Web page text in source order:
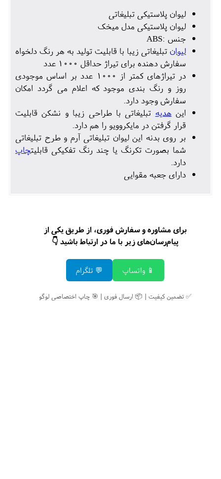
لیوان پلاستیکی تبلیغاتی
لیوان پلاستیکی مدل میخک
جنس :ABS
لیوانتبلیغاتی زیبا با قابلیت تولید به هر رنگ دلخواه
سفارش دهنده برای تیراژ حداقل 1000 عدد
در تیراژهای کمتر از 1000 عدد بر اساس موجودی
روز و رنگ بندی موجود که اعلام می گردد امکان
سفارش وجود دارد.
این هديه تبلیغاتی با طراحی زیبا و نشکن قابلیت
قرار گرفتن در مایکروویو را هم دارد.
بر روی بدنه این لیوان تبلیغاتی آرم و طرح تبلیغاتی
شما بصورت تکرنگ یا چند رنگ تفکیکی قابلیتچاپ
دارد.
دارای جعبه مقوایی
برای مشاوره و سفارش فوری، از طریق یکی از
پیام‌رسان‌های زیر با ما در ارتباط باشید 👇
📱 واتساپ 💬 تلگرام
✅ تضمین کیفیت | 📦 ارسال فوری | 🎯 چاپ اختصاصی لوگو